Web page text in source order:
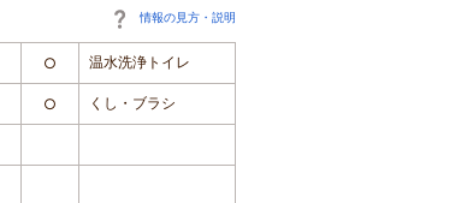
情報の見方・説明
○ 温水洗浄トイレ
○ くし・ブラシ